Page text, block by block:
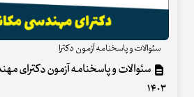
سئوالات و پاسخنامه آزمون دکترا
۱۴۰۳